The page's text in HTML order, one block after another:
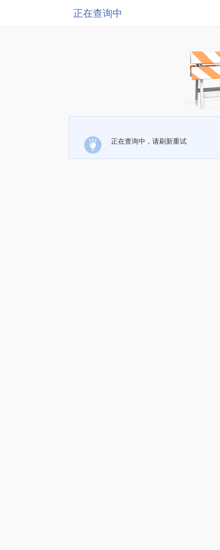
正在查询中
正在查询中，请刷新重试